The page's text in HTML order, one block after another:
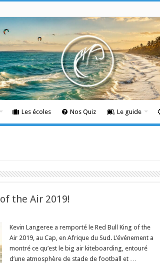
Les écoles Nos Quiz Le guide
the Air 2019!
Kevin Langeree a remporté le Red Bull King of the
Air 2019, au Cap, en Afrique du Sud. L’événement a
montré ce qu’est le big air kiteboarding, entouré
d’une atmosphère de stade de football et …